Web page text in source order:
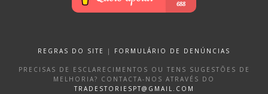
REGRAS DO SITE | FORMULÁRIO DE DENÚNCIAS
PRECISAS DE ESCLARECIMENTOS OU TENS SUGESTÕES DE
MELHORIA? CONTACTA-NOS ATRAVÉS DO
TRADESTORIESPT@GMAIL.COM